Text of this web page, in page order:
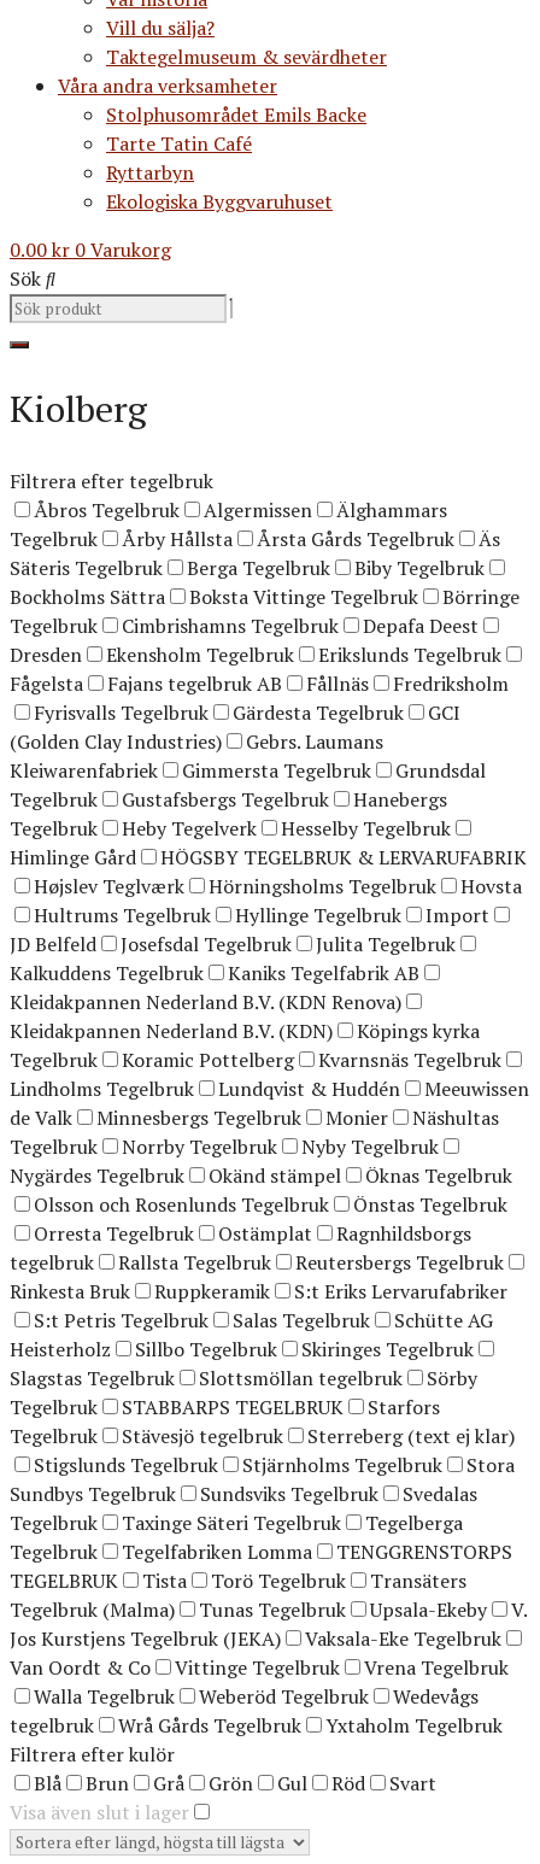
Vill du sälja?
Taktegelmuseum & sevärdheter
Våra andra verksamheter
Stolphusområdet Emils Backe
Tarte Tatin Café
Ryttarbyn
Ekologiska Byggvaruhuset
0.00kr 0Varukorg
Sök
Kiolberg
Filtrera efter tegelbruk
Åbros Tegelbruk
Algermissen
Älghammars
Tegelbruk
Årby Hållsta Årsta Gårds Tegelbruk
Äs
Säteris Tegelbruk
Berga Tegelbruk
Biby Tegelbruk
Bockholms Sättra
Boksta Vittinge Tegelbruk
Börringe
Tegelbruk
Cimbrishamns Tegelbruk
Depafa Deest
Dresden
Ekensholm Tegelbruk
Erikslunds Tegelbruk
Fågelsta
Fajans tegelbruk AB Fållnäs
Fredriksholm
Fyrisvalls Tegelbruk
Gärdesta Tegelbruk
GCI
(Golden Clay Industries)
Gebrs. Laumans
Kleiwarenfabriek
Gimmersta Tegelbruk
Grundsdal
Tegelbruk
Gustafsbergs Tegelbruk
Hanebergs
Tegelbruk
Heby Tegelverk
Hesselby Tegelbruk
Himlinge Gård
HÖGSBY TEGELBRUK & LERVARUFABRIK
Højslev Teglværk
Hörningsholms Tegelbruk
Hovsta
Hultrums Tegelbruk
Hyllinge Tegelbruk
Import
JD Belfeld
Josefsdal Tegelbruk
Julita Tegelbruk
Kalkuddens Tegelbruk
Kaniks Tegelfabrik AB
Kleidakpannen Nederland B.V. (KDN Renova)
Kleidakpannen Nederland B.V. (KDN)
Köpings kyrka
Tegelbruk
Koramic Pottelberg
Kvarnsnäs Tegelbruk
Lindholms Tegelbruk
Lundqvist & Huddén
Meeuwissen
de Valk
Minnesbergs Tegelbruk Monier
Näshultas
Tegelbruk
Norrby Tegelbruk
Nyby Tegelbruk
Nygärdes Tegelbruk
Okänd stämpel
Öknas Tegelbruk
Olsson och Rosenlunds Tegelbruk
Önstas Tegelbruk
Orresta Tegelbruk
Ostämplat
Ragnhildsborgs
tegelbruk
Rallsta Tegelbruk
Reutersbergs Tegelbruk
Rinkesta Bruk
Ruppkeramik
S:t Eriks Lervarufabriker
S:t Petris Tegelbruk
Salas Tegelbruk
Schütte AG
Heisterholz
Sillbo Tegelbruk
Skiringes Tegelbruk
Slagstas Tegelbruk
Slottsmöllan tegelbruk
Sörby
Tegelbruk
STABBARPS TEGELBRUK
Starfors
Tegelbruk
Stävesjö tegelbruk
Sterreberg (text ej klar)
Stigslunds Tegelbruk
Stjärnholms Tegelbruk
Stora
Sundbys Tegelbruk
Sundsviks Tegelbruk
Svedalas
Tegelbruk
Taxinge Säteri Tegelbruk
Tegelberga
Tegelbruk
Tegelfabriken Lomma
TENGGRENSTORPS
TEGELBRUK
Tista Torö Tegelbruk
Transäters
Tegelbruk (Malma)
Tunas Tegelbruk Upsala-Ekeby
V.
Jos Kurstjens Tegelbruk (JEKA)
Vaksala-Eke Tegelbruk
Van Oordt & Co
Vittinge Tegelbruk
Vrena Tegelbruk
Walla Tegelbruk
Weberöd Tegelbruk
Wedevågs
tegelbruk
Wrå Gårds Tegelbruk
Yxtaholm Tegelbruk
Filtrera efter kulör
Blå
Brun Grå Grön Gul Röd
Svart
Visa även slut i lager